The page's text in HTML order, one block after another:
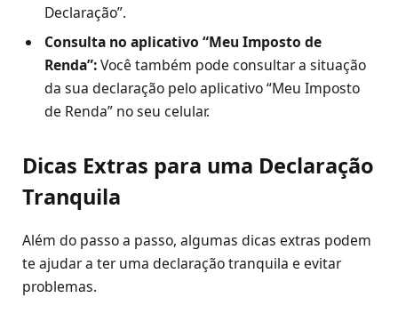
Declaração”.
Consulta no aplicativo “Meu Imposto de
Renda”:Você também pode consultar a situação
da sua declaração pelo aplicativo “Meu Imposto
de Renda” no seu celular.
Dicas Extras para uma Declaração
Tranquila
Além do passo a passo, algumas dicas extras podem
te ajudar a ter uma declaração tranquila e evitar
problemas.